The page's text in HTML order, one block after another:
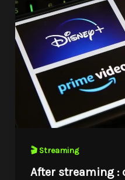
🎬 Streaming
After streaming